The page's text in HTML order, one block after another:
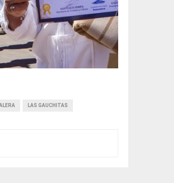
LAS GAUCHITAS